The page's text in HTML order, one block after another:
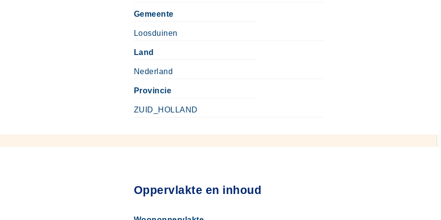
Gemeente
Loosduinen
Land
Nederland
Provincie
ZUID_HOLLAND
Oppervlakte en inhoud